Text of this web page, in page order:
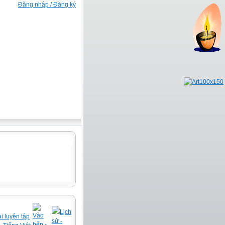
Đăng nhập / Đăng ký
luyện tập Vào
Lịch
sử -